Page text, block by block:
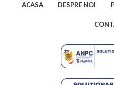
ACASA DESPRE NOI